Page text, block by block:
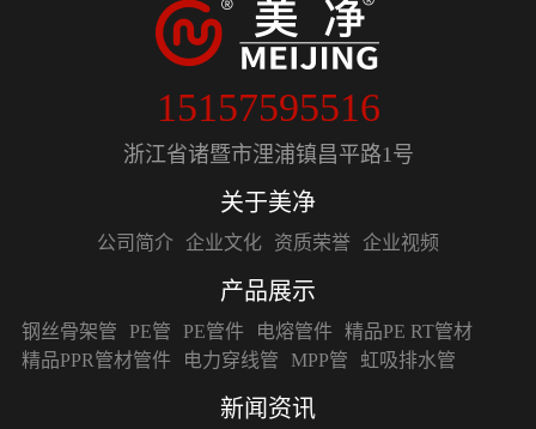
15157595516
浙江省诸暨市浬浦镇昌平路1号
关于美净
公司简介 企业文化 资质荣誉 企业视频
产品展示
钢丝骨架管 PE管 PE管件 电熔管件 精品PE RT管材
精品PPR管材管件
电力穿线管 MPP管 虹吸排水管
新闻资讯